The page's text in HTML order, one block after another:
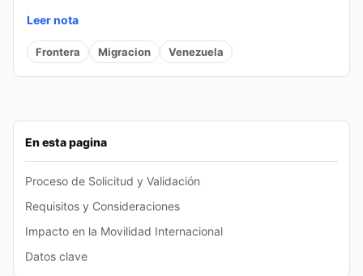
En esta pagina
Proceso de Solicitud y Validación
Requisitos y Consideraciones
Impacto en la Movilidad Internacional
Datos clave
Leer nota
Frontera Migracion Venezuela